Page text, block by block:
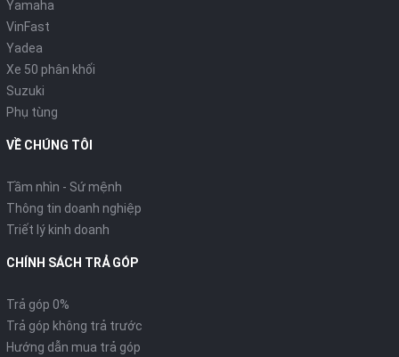
Yamaha
VinFast
Yadea
Xe 50 phân khối
Suzuki
Phụ tùng
VỀ CHÚNG TÔI
Tầm nhìn - Sứ mệnh
Thông tin doanh nghiệp
Triết lý kinh doanh
CHÍNH SÁCH TRẢ GÓP
Trả góp 0%
Trả góp không trả trước
Hướng dẫn mua trả góp